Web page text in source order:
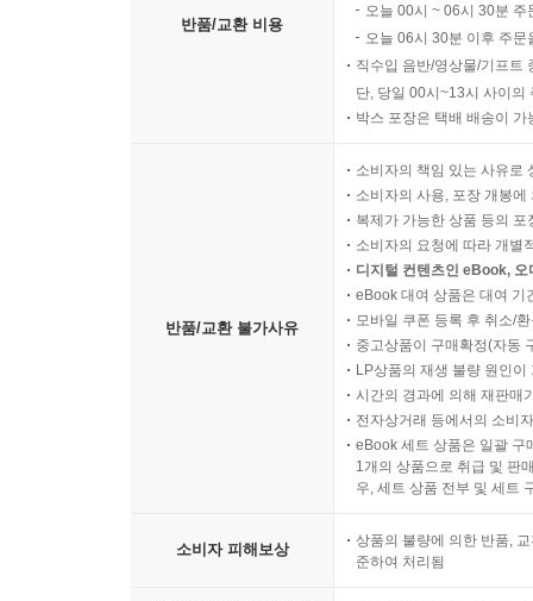
반품/교환 비용
오늘 00시 ~ 06시 30분
오늘 06시 30분 이후 주
직수입 음반/영상물/기프트
단, 당일 00시~13시 사이의
박스 포장은 택배 배송이
반품/교환 불가사유
소비자의 책임 있는 사유로
소비자의 사용, 포장 개봉
복제가 가능한 상품 등의
소비자의 요청에 따라 개별
디지털 컨텐츠인 eBook,
eBook 대여 상품은 대여 기
모바일 쿠폰 등록 후 취소/
중고상품이 구매확정(자동
LP상품의 재생 불량 원인
시간의 경과에 의해 재판매
전자상거래 등에서의 소비
eBook 세트 상품은 일괄 구
1개의 상품으로 취급 및 판
우, 세트 상품 전부 및 세트
소비자 피해보상
상품의 불량에 의한 반품,
준하여 처리됨